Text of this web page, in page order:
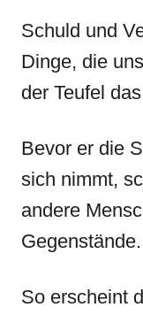
Schuld und
Dinge, die
der Teufel
Bevor er die
sich nimmt,
andere
Gegenstände.
So erscheint